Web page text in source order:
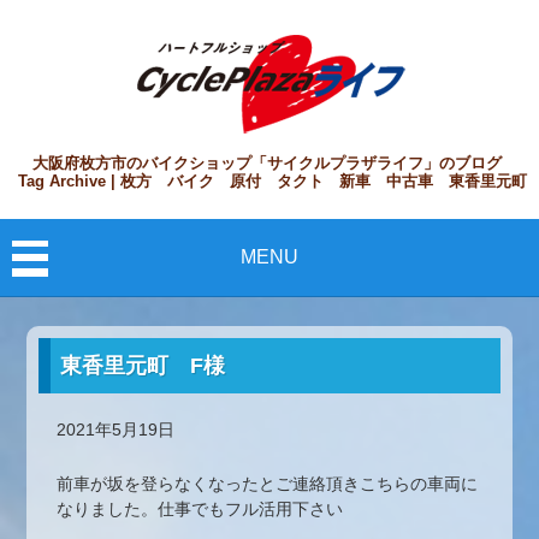
大阪府枚方市のバイクショップ「サイクルプラザライフ」のブログ
Tag Archive | 枚方 バイク 原付 タクト 新車 中古車 東香里元町
MENU
東香里元町 F様
2021年5月19日
前車が坂を登らなくなったとご連絡頂きこちらの車両に
なりました。仕事でもフル活用下さい